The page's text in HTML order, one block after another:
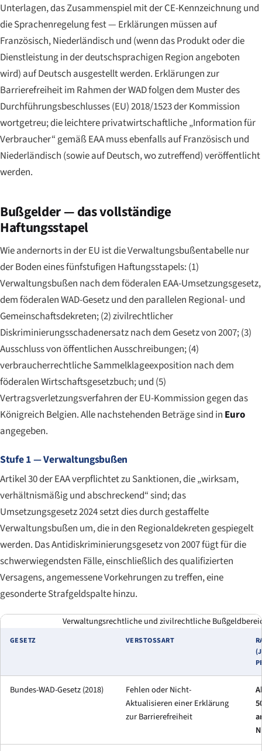
Unterlagen, das Zusammenspiel mit der CE-Kennzeichnung und
die Sprachenregelung fest — Erklärungen müssen auf
Französisch, Niederländisch und (wenn das Produkt oder die
Dienstleistung in der deutschsprachigen Region angeboten
wird) auf Deutsch ausgestellt werden. Erklärungen zur
Barrierefreiheit im Rahmen der WAD folgen dem Muster des
Durchführungsbeschlusses (EU) 2018/1523 der Kommission
wortgetreu; die leichtere privatwirtschaftliche „Information für
Verbraucher“ gemäß EAA muss ebenfalls auf Französisch und
Niederländisch (sowie auf Deutsch, wo zutreffend) veröffentlicht
werden.
Bußgelder — das vollständige
Haftungsstapel
Wie andernorts in der EU ist die Verwaltungsbußentabelle nur
der Boden eines fünfstufigen Haftungsstapels: (1)
Verwaltungsbußen nach dem föderalen EAA-Umsetzungsgesetz,
dem föderalen WAD-Gesetz und den parallelen Regional- und
Gemeinschaftsdekreten; (2) zivilrechtlicher
Diskriminierungsschadenersatz nach dem Gesetz von 2007; (3)
Ausschluss von öffentlichen Ausschreibungen; (4)
verbraucherrechtliche Sammelklageexposition nach dem
föderalen Wirtschaftsgesetzbuch; und (5)
Vertragsverletzungsverfahren der EU-Kommission gegen das
Königreich Belgien. Alle nachstehenden Beträge sind in Euro
angegeben.
Stufe 1 — Verwaltungsbußen
Artikel 30 der EAA verpflichtet zu Sanktionen, die „wirksam,
verhältnismäßig und abschreckend“ sind; das
Umsetzungsgesetz 2024 setzt dies durch gestaffelte
Verwaltungsbußen um, die in den Regionaldekreten gespiegelt
werden. Das Antidiskriminierungsgesetz von 2007 fügt für die
schwerwiegendsten Fälle, einschließlich des qualifizierten
Versagens, angemessene Vorkehrungen zu treffen, eine
gesonderte Strafgeldspalte hinzu.
Verwaltungsrechtliche und zivilrechtliche
GESETZ VERSTOSSART
Bundes-WAD-Gesetz (2018)
Fehlen oder Nicht-
Aktualisieren einer Erklärung
zur Barrierefreiheit